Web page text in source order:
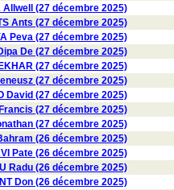
Allwell (27 décembre 2025)
Ants (27 décembre 2025)
Peva (27 décembre 2025)
De (27 décembre 2025)
(27 décembre 2025)
(27 décembre 2025)
David (27 décembre 2025)
(27 décembre 2025)
(27 décembre 2025)
(26 décembre 2025)
Pate (26 décembre 2025)
Radu (26 décembre 2025)
Don (26 décembre 2025)